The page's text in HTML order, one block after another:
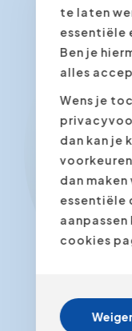
te laten
essentiële
Ben je
alles
Wens je
dan kan je
dan
essentiële
cookies